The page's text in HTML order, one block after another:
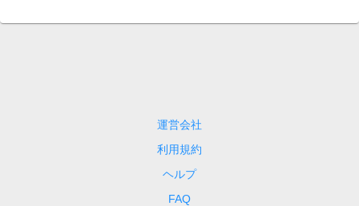
運営会社
利用規約
ヘルプ
FAQ